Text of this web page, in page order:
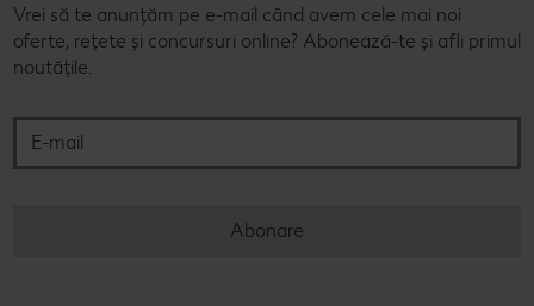
Vrei să te anunțăm pe e-mail când avem cele mai noi
oferte, rețete și concursuri online? Abonează-te și afli primul
noutățile.
Abonare